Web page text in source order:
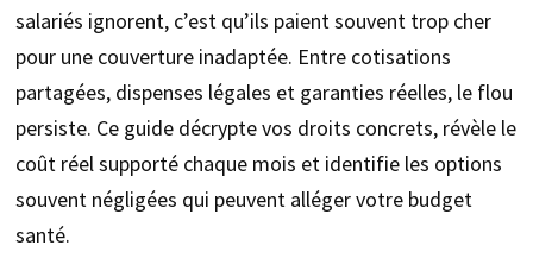
salariés ignorent, c’est qu’ils paient souvent trop cher
pour une couverture inadaptée. Entre cotisations
partagées, dispenses légales et garanties réelles, le flou
persiste. Ce guide décrypte vos droits concrets, révèle le
coût réel supporté chaque mois et identifie les options
souvent négligées qui peuvent alléger votre budget
santé.